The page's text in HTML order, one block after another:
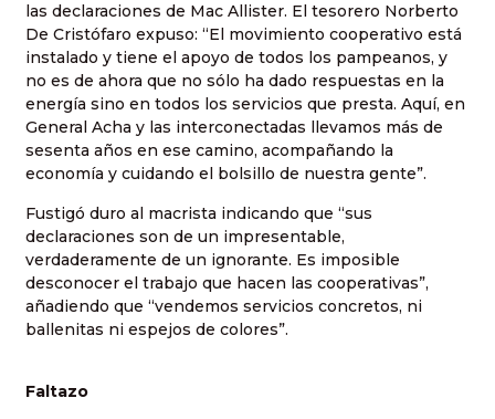
las declaraciones de Mac Allister. El tesorero Norberto
De Cristófaro expuso: “El movimiento cooperativo está
instalado y tiene el apoyo de todos los pampeanos, y
no es de ahora que no sólo ha dado respuestas en la
energía sino en todos los servicios que presta. Aquí, en
General Acha y las interconectadas llevamos más de
sesenta años en ese camino, acompañando la
economía y cuidando el bolsillo de nuestra gente”.
Fustigó duro al macrista indicando que “sus
declaraciones son de un impresentable,
verdaderamente de un ignorante. Es imposible
desconocer el trabajo que hacen las cooperativas”,
añadiendo que “vendemos servicios concretos, ni
ballenitas ni espejos de colores”.
Faltazo